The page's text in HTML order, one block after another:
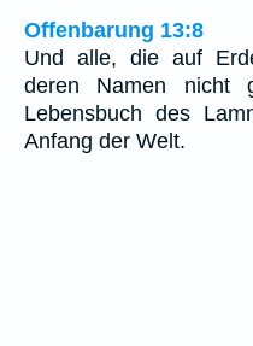
Offenbarung 13:8
Und alle, die auf
deren Namen nicht
Lebensbuch des
Anfang der Welt.